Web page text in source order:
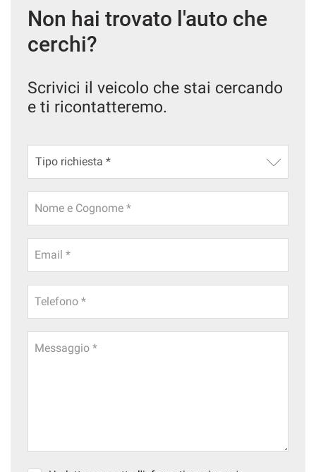
SERVIZI
RECENSIONI
NEWS
Non hai trovato l'auto che
cerchi?
Scrivici il veicolo che stai cercando
e ti ricontatteremo.
Nome e Cognome *
Email *
Telefono *
Messaggio *